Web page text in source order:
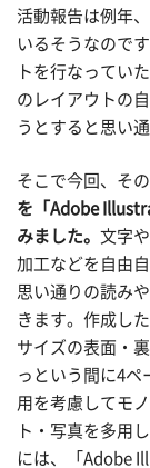
活動報告は例年
いるそうなので
トを行なってい
のレイアウトの
うとすると思い
そこで今回、その
を「Adobe
みました。 文字
加工などを自由
思い通りの読み
きます。作成し
サイズの表面・
っという間に4ペ
用を考慮してモ
ト・写真を多用
には、「Adobe